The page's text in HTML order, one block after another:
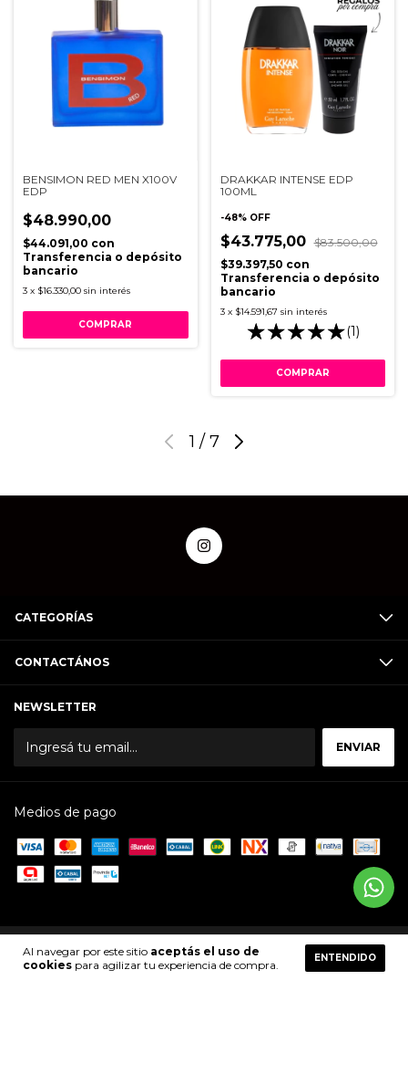
Al navegar por este sitio aceptás el uso de
cookies para agilizar tu experiencia de compra.
ENTENDIDO
BENSIMON RED MEN X100V
EDP
$48.990,00
$44.091,00 con
Transferencia o depósito
bancario
3 x $16.330,00 sin interés
DRAKKAR INTENSE EDP
100ML
-48% OFF
$43.775,00 $83.500,00
$39.397,50 con
Transferencia o depósito
bancario
3 x $14.591,67 sin interés
(1)
1 / 7
CATEGORÍAS
CONTACTÁNOS
NEWSLETTER
Medios de pago
Copyright Dibelle Perfumeria - 2026. Todos los derechos reservados.